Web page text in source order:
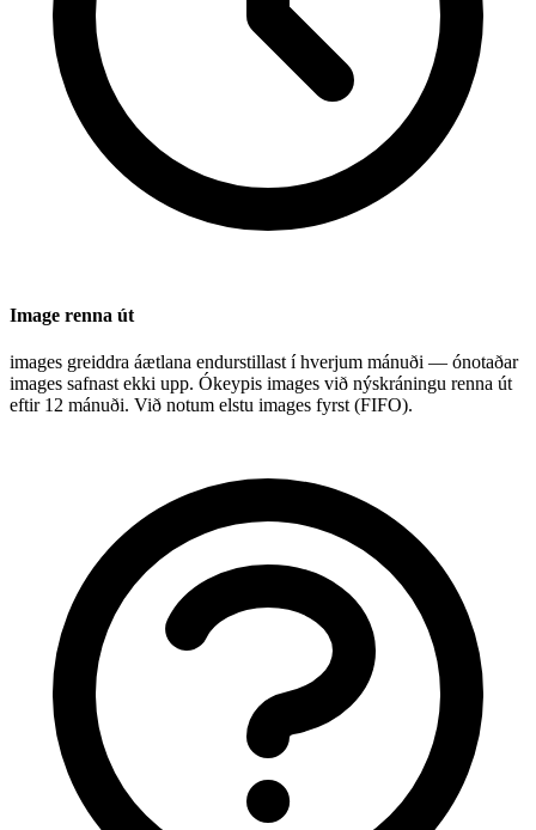
Image renna út
images greiddra áætlana endurstillast í hverjum mánuði — ónotaðar
images safnast ekki upp. Ókeypis images við nýskráningu renna út
eftir 12 mánuði. Við notum elstu images fyrst (FIFO).